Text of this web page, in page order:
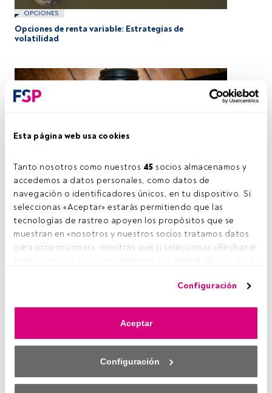
Esta página web usa cookies
Tanto nosotros como nuestros 45 socios almacenamos y
accedemos a datos personales, como datos de
navegación o identificadores únicos, en tu dispositivo. Si
seleccionas «Aceptar» estarás permitiendo que las
tecnologías de rastreo apoyen los propósitos que se
muestran en «nosotros y nuestros socios tratamos datos
para proporcionar», mientras que si seleccionas «Rechazar
anuncios que ves podrían dejar de ser relevantes para ti.
momento haciendo clic en el enlace «Preferencias de
privacidad» que aparece en la parte inferior de la página
la izquierda de la página web). Tus opciones tendrán
Configuración
Aceptar
Configuración
OPCIONES
Opciones de renta variable: Estrategias de
volatilidad
OPCIONES
Opciones de renta variable: Estrategias de tendencia
Opciones de renta variable: Call Put Parity